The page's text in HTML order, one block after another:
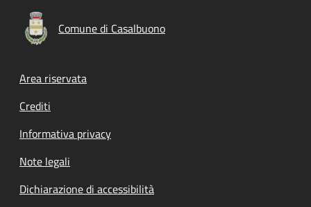
Comune di Casalbuono
Footer menu
Area riservata
Crediti
Informativa privacy
Note legali
Dichiarazione di accessibilità